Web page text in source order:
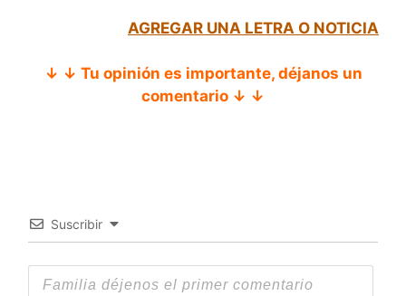
AGREGAR UNA LETRA O NOTICIA
↓ ↓ Tu opinión es importante, déjanos un
comentario ↓ ↓
Suscribir